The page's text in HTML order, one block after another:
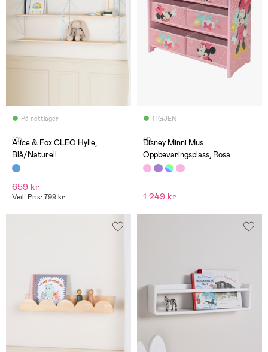
På nettlager
(0)
Alice & Fox CLEO Hylle,
Blå/Naturell
659 kr
Veil. Pris: 799 kr
1 IGJEN
(1)
Disney Minni Mus
Oppbevaringsplass, Rosa
1 249 kr